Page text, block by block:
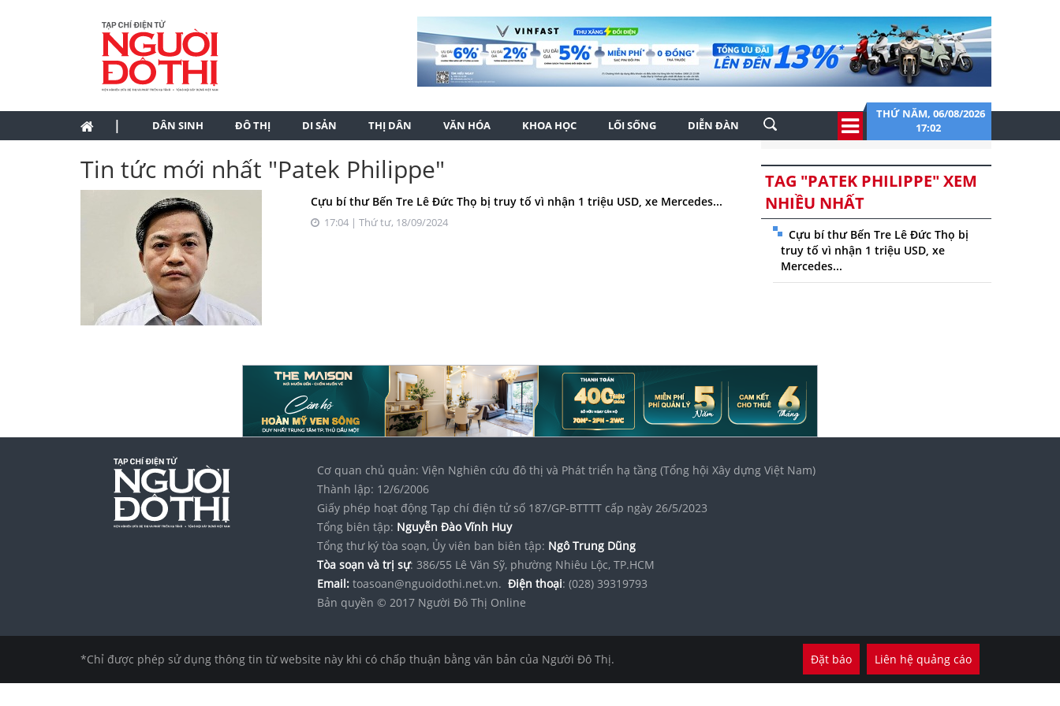
| DÂN SINH ĐÔ THỊ DI SẢN THỊ DÂN VĂN HÓA KHOA HỌC LỐI SỐNG DIỄN ĐÀN
THỨ NĂM, 06/08/2026
17:02
Tin tức mới nhất "Patek Philippe"
Cựu bí thư Bến Tre Lê Đức Thọ bị truy tố vì nhận 1 triệu USD, xe Mercedes...
17:04 | Thứ tư, 18/09/2024
TAG "PATEK PHILIPPE" XEM
NHIỀU NHẤT
Cựu bí thư Bến Tre Lê Đức Thọ bị
truy tố vì nhận 1 triệu USD, xe
Mercedes...
Cơ quan chủ quản: Viện Nghiên cứu đô thị và Phát triển hạ tầng (Tổng hội Xây dựng Việt Nam)
Thành lập: 12/6/2006
Giấy phép hoạt động Tạp chí điện tử số 187/GP-BTTTT cấp ngày 26/5/2023
Tổng biên tập: Nguyễn Đào Vĩnh Huy
Tổng thư ký tòa soạn, Ủy viên ban biên tập: Ngô Trung Dũng
Tòa soạn và trị sự: 386/55 Lê Văn Sỹ, phường Nhiêu Lộc, TP.HCM
Email: toasoan@nguoidothi.net.vn. Điện thoại: (028) 39319793
Bản quyền © 2017 Người Đô Thị Online
*Chỉ được phép sử dụng thông tin từ website này khi có chấp thuận bằng văn bản của Người Đô Thị. Đặt báo Liên hệ quảng cáo